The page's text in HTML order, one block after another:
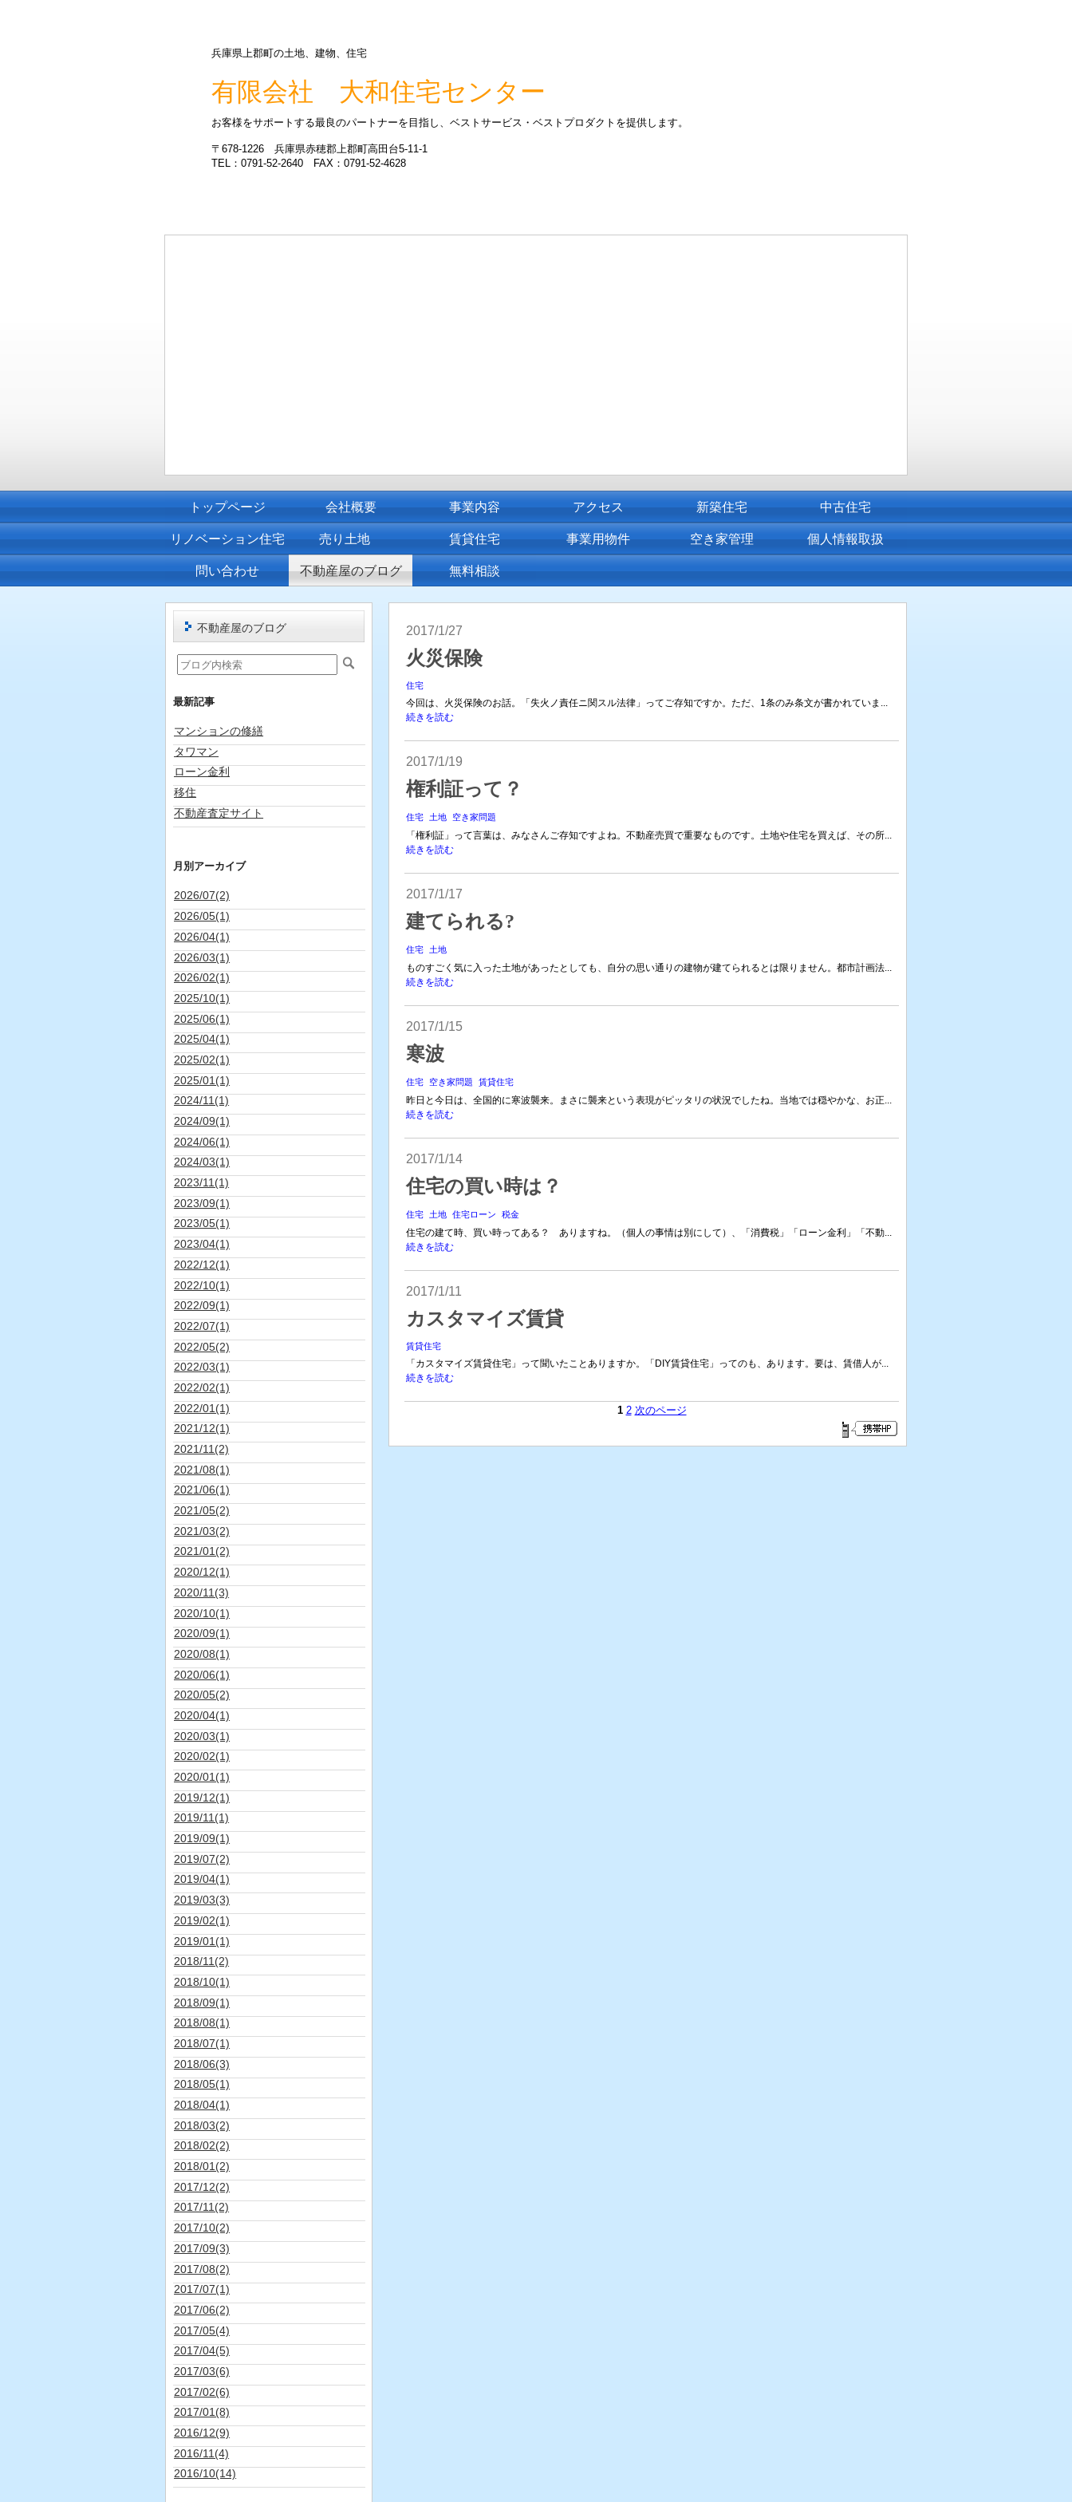
兵庫県上郡町の土地、建物、住宅
有限会社 大和住宅センター
お客様をサポートする最良のパートナーを目指し、ベストサービス・ベストプロダクトを提供します。
〒678-1226 兵庫県赤穂郡上郡町高田台5-11-1
TEL：0791-52-2640 FAX：0791-52-4628
トップページ 会社概要 事業内容 アクセス 新築住宅 中古住宅
リノベーション住宅 売り土地 賃貸住宅 事業用物件 空き家管理 個人情報取扱
問い合わせ 不動産屋のブログ 無料相談
2017/1/27
火災保険
住宅
今回は、火災保険のお話。「失火ノ責任ニ関スル法律」ってご存知ですか。ただ、1条のみ条文が書かれていま...
続きを読む
2017/1/19
権利証って？
住宅 土地 空き家問題
「権利証」って言葉は、みなさんご存知ですよね。不動産売買で重要なものです。土地や住宅を買えば、その所...
続きを読む
2017/1/17
建てられる?
住宅 土地
ものすごく気に入った土地があったとしても、自分の思い通りの建物が建てられるとは限りません。都市計画法...
続きを読む
2017/1/15
寒波
住宅 空き家問題 賃貸住宅
昨日と今日は、全国的に寒波襲来。まさに襲来という表現がピッタリの状況でしたね。当地では穏やかな、お正...
続きを読む
2017/1/14
住宅の買い時は？
住宅 土地 住宅ローン 税金
住宅の建て時、買い時ってある？ ありますね。（個人の事情は別にして）、「消費税」「ローン金利」「不動...
続きを読む
2017/1/11
カスタマイズ賃貸
賃貸住宅
「カスタマイズ賃貸住宅」って聞いたことありますか。「DIY賃貸住宅」ってのも、あります。要は、賃借人が...
続きを読む
1 2 次のページ
不動産屋のブログ
最新記事
マンションの修繕
タワマン
ローン金利
移住
不動産査定サイト
月別アーカイブ
2026/07(2)
2026/05(1)
2026/04(1)
2026/03(1)
2026/02(1)
2025/10(1)
2025/06(1)
2025/04(1)
2025/02(1)
2025/01(1)
2024/11(1)
2024/09(1)
2024/06(1)
2024/03(1)
2023/11(1)
2023/09(1)
2023/05(1)
2023/04(1)
2022/12(1)
2022/10(1)
2022/09(1)
2022/07(1)
2022/05(2)
2022/03(1)
2022/02(1)
2022/01(1)
2021/12(1)
2021/11(2)
2021/08(1)
2021/06(1)
2021/05(2)
2021/03(2)
2021/01(2)
2020/12(1)
2020/11(3)
2020/10(1)
2020/09(1)
2020/08(1)
2020/06(1)
2020/05(2)
2020/04(1)
2020/03(1)
2020/02(1)
2020/01(1)
2019/12(1)
2019/11(1)
2019/09(1)
2019/07(2)
2019/04(1)
2019/03(3)
2019/02(1)
2019/01(1)
2018/11(2)
2018/10(1)
2018/09(1)
2018/08(1)
2018/07(1)
2018/06(3)
2018/05(1)
2018/04(1)
2018/03(2)
2018/02(2)
2018/01(2)
2017/12(2)
2017/11(2)
2017/10(2)
2017/09(3)
2017/08(2)
2017/07(1)
2017/06(2)
2017/05(4)
2017/04(5)
2017/03(6)
2017/02(6)
2017/01(8)
2016/12(9)
2016/11(4)
2016/10(14)